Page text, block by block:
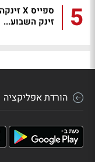
5
זינק השבוע...
הורדת אפליקציה